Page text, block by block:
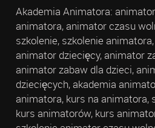
Akademia Animatora:
animatora, animator czasu
szkolenie, szkolenie
animator dziecięcy, animator
animator zabaw dla dzieci,
dziecięcych, akademia
animatora, kurs na animatora,
kurs animatorów, kurs